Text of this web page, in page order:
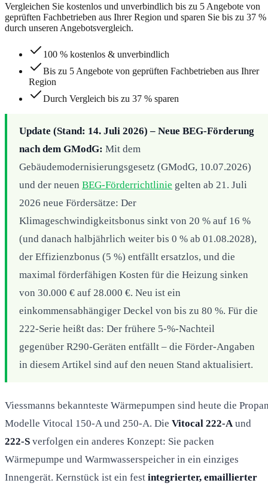
Vergleichen Sie kostenlos und unverbindlich bis zu 5 Angebote von
geprüften Fachbetrieben aus Ihrer Region und sparen Sie bis zu 37 %
durch unseren Angebotsvergleich.
100 % kostenlos & unverbindlich
Bis zu 5 Angebote von geprüften Fachbetrieben aus Ihrer
Region
Durch Vergleich bis zu 37 % sparen
Update (Stand: 14. Juli 2026) – Neue BEG-Förderung
nach dem GModG: Mit dem
Gebäudemodernisierungsgesetz (GModG, 10.07.2026)
und der neuen BEG-Förderrichtlinie gelten ab 21. Juli
2026 neue Fördersätze: Der
Klimageschwindigkeitsbonus sinkt von 20 % auf 16 %
(und danach halbjährlich weiter bis 0 % ab 01.08.2028),
der Effizienzbonus (5 %) entfällt ersatzlos, und die
maximal förderfähigen Kosten für die Heizung sinken
von 30.000 € auf 28.000 €. Neu ist ein
einkommensabhängiger Deckel von bis zu 80 %. Für die
222-Serie heißt das: Der frühere 5-%-Nachteil
gegenüber R290-Geräten entfällt – die Förder-Angaben
in diesem Artikel sind auf den neuen Stand aktualisiert.
Viessmanns bekannteste Wärmepumpen sind heute die
Modelle Vitocal 150-A und 250-A. Die Vitocal 222-A und
222-S verfolgen ein anderes Konzept: Sie packen
Wärmepumpe und Warmwasserspeicher in ein einziges
Innengerät. Kernstück ist ein fest integrierter, emaillierter